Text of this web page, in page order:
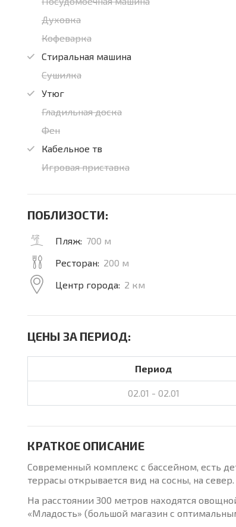
Духовка
Кофеварка
Стиральная машина
Сушилка
Утюг
Гладильная доска
Фен
Кабельное тв
Игровая приставка
ПОБЛИЗОСТИ:
Пляж: 700 м
Ресторан: 200 м
Центр города: 2 км
ЦЕНЫ ЗА ПЕРИОД:
Период
02.01 - 02.01
КРАТКОЕ ОПИСАНИЕ
Современный комплекс с бассейном, есть
террасы открывается вид на сосны, на север.
На расстоянии 300 метров находятся
«Младость» (большой магазин с